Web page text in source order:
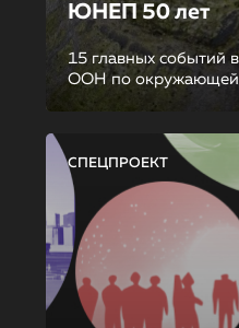
ЮНЕП 50 лет
15 главных событий
ООН по окружающей
СПЕЦПРОЕКТ